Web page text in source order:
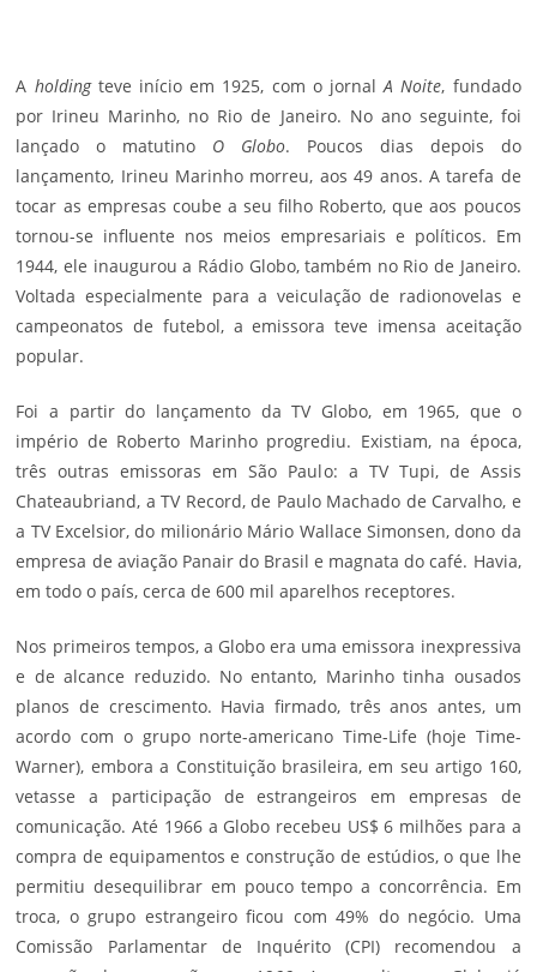
A holding teve início em 1925, com o jornalA Noite, fundado
por Irineu Marinho, no Rio de Janeiro. No ano seguinte, foi
lançado o matutino O Globo. Poucos dias depois do
lançamento, Irineu Marinho morreu, aos 49 anos. A tarefa de
tocar as empresas coube a seu filho Roberto, que aos poucos
tornou-se influente nos meios empresariais e políticos. Em
1944, ele inaugurou a Rádio Globo, também no Rio de Janeiro.
Voltada especialmente para a veiculação de radionovelas e
campeonatos de futebol, a emissora teve imensa aceitação
popular.
Foi a partir do lançamento da TV Globo, em 1965, que o
império de Roberto Marinho progrediu. Existiam, na época,
três outras emissoras em São Paulo: a TV Tupi, de Assis
Chateaubriand, a TV Record, de Paulo Machado de Carvalho, e
a TV Excelsior, do milionário Mário Wallace Simonsen, dono da
empresa de aviação Panair do Brasil e magnata do café. Havia,
em todo o país, cerca de 600 mil aparelhos receptores.
Nos primeiros tempos, a Globo era uma emissora inexpressiva
e de alcance reduzido. No entanto, Marinho tinha ousados
planos de crescimento. Havia firmado, três anos antes, um
acordo com o grupo norte-americano Time-Life (hoje Time-
Warner), embora a Constituição brasileira, em seu artigo 160,
vetasse a participação de estrangeiros em empresas de
comunicação. Até 1966 a Globo recebeu US$ 6 milhões para a
compra de equipamentos e construção de estúdios, o que lhe
permitiu desequilibrar em pouco tempo a concorrência. Em
troca, o grupo estrangeiro ficou com 49% do negócio. Uma
Comissão Parlamentar de Inquérito (CPI) recomendou a